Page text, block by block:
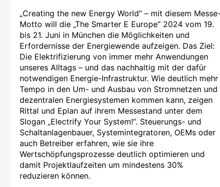
„Creating the new Energy World“ – mit diesem
Motto will die „The Smarter E Europe“ 2024 vom 19.
bis 21. Juni in München die Möglichkeiten und
Erfordernisse der Energiewende aufzeigen. Das Ziel:
Die Elektrifizierung von immer mehr Anwendungen
unseres Alltags – und das nachhaltig mit der dafür
notwendigen Energie-Infrastruktur. Wie deutlich mehr
Tempo in den Um- und Ausbau von Stromnetzen und
dezentralen Energiesystemen kommen kann, zeigen
Rittal und Eplan auf ihrem Messestand unter dem
Slogan „Electrify Your System!“. Steuerungs- und
Schaltanlagenbauer, Systemintegratoren, OEMs oder
auch Betreiber erfahren, wie sie ihre
Wertschöpfungsprozesse deutlich optimieren und
damit Projektlaufzeiten um mindestens 30%
reduzieren können.